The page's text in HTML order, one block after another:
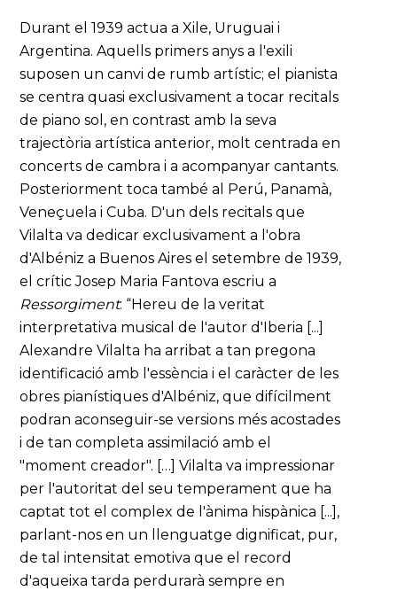
Durant el 1939 actua a Xile, Uruguai i
Argentina. Aquells primers anys a l'exili
suposen un canvi de rumb artístic; el pianista
se centra quasi exclusivament a tocar recitals
de piano sol, en contrast amb la seva
trajectòria artística anterior, molt centrada en
concerts de cambra i a acompanyar cantants.
Posteriorment toca també al Perú, Panamà,
Veneçuela i Cuba. D'un dels recitals que
Vilalta va dedicar exclusivament a l'obra
d'Albéniz a Buenos Aires el setembre de 1939,
el crític Josep Maria Fantova escriu a
Ressorgiment: “Hereu de la veritat
interpretativa musical de l'autor d'Iberia [...]
Alexandre Vilalta ha arribat a tan pregona
identificació amb l'essència i el caràcter de les
obres pianístiques d'Albéniz, que difícilment
podran aconseguir-se versions més acostades
i de tan completa assimilació amb el
"moment creador". […] Vilalta va impressionar
per l'autoritat del seu temperament que ha
captat tot el complex de l'ànima hispànica [...],
parlant-nos en un llenguatge dignificat, pur,
de tal intensitat emotiva que el record
d'aqueixa tarda perdurarà sempre en